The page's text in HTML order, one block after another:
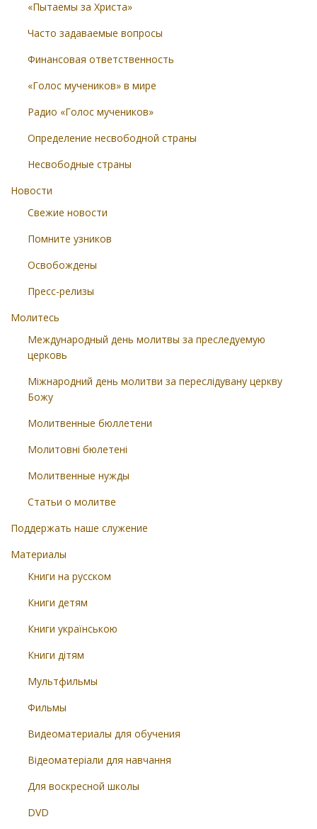
«Пытаемы за Христа»
Часто задаваемые вопросы
Финансовая ответственность
«Голос мучеников» в мире
Радио «Голос мучеников»
Определение несвободной страны
Несвободные страны
Новости
Свежие новости
Помните узников
Освобождены
Пресс-релизы
Молитесь
Международный день молитвы за преследуемую
церковь
Міжнародний день молитви за переслідувану церкву
Божу
Молитвенные бюллетени
Молитовні бюлетені
Молитвенные нужды
Статьи о молитве
Поддержать наше служение
Материалы
Книги на русском
Книги детям
Книги українською
Книги дітям
Мультфильмы
Фильмы
Видеоматериалы для обучения
Відеоматеріали для навчання
Для воскресной школы
DVD